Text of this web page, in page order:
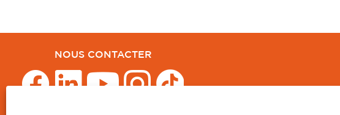
NOUS CONTACTER